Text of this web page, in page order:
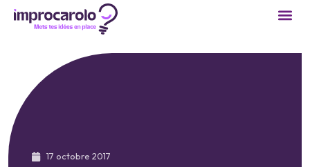
17 octobre 2017